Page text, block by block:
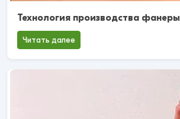
Технология производства фанеры
Читать далее